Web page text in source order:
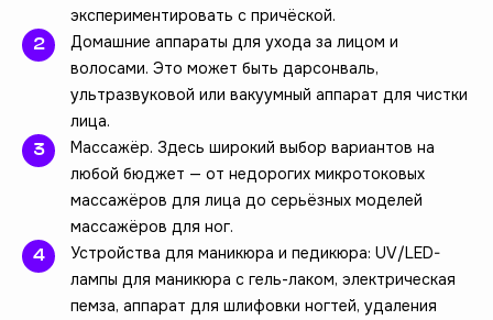
экспериментировать с причёской.
Домашние аппараты для ухода за лицом и
волосами. Это может быть дарсонваль,
ультразвуковой или вакуумный аппарат для чистки
лица.
Массажёр. Здесь широкий выбор вариантов на
любой бюджет — от недорогих микротоковых
массажёров для лица до серьёзных моделей
массажёров для ног.
Устройства для маникюра и педикюра: UV/LED-
лампы для маникюра с гель-лаком, электрическая
пемза, аппарат для шлифовки ногтей, удаления